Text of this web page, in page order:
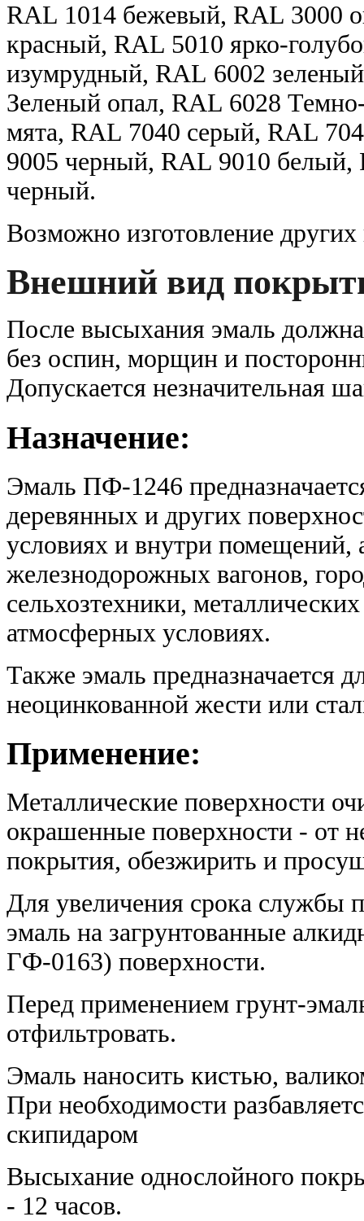
RAL 1014 бежевый, RAL 3000
красный, RAL 5010 ярко-
изумрудный, RAL 6002
Зеленый опал, RAL 6028
мята, RAL 7040 серый, RAL
9005 черный, RAL 9010 белый,
черный.
Возможно изготовление
Внешний вид
После высыхания эмаль
без оспин, морщин и
Допускается незначительная
Назначение:
Эмаль ПФ-1246
деревянных и других
условиях и внутри помещений,
железнодорожных вагонов,
сельхозтехники,
атмосферных условиях.
Также эмаль предназначается
неоцинкованной жести или
Применение:
Металлические поверхности
окрашенные поверхности - от
покрытия, обезжирить и
Для увеличения срока службы
эмаль на загрунтованные
ГФ-0163) поверхности.
Перед применением грунт-
отфильтровать.
Эмаль наносить кистью,
При необходимости
скипидаром
Высыхание однослойного
- 12 часов.